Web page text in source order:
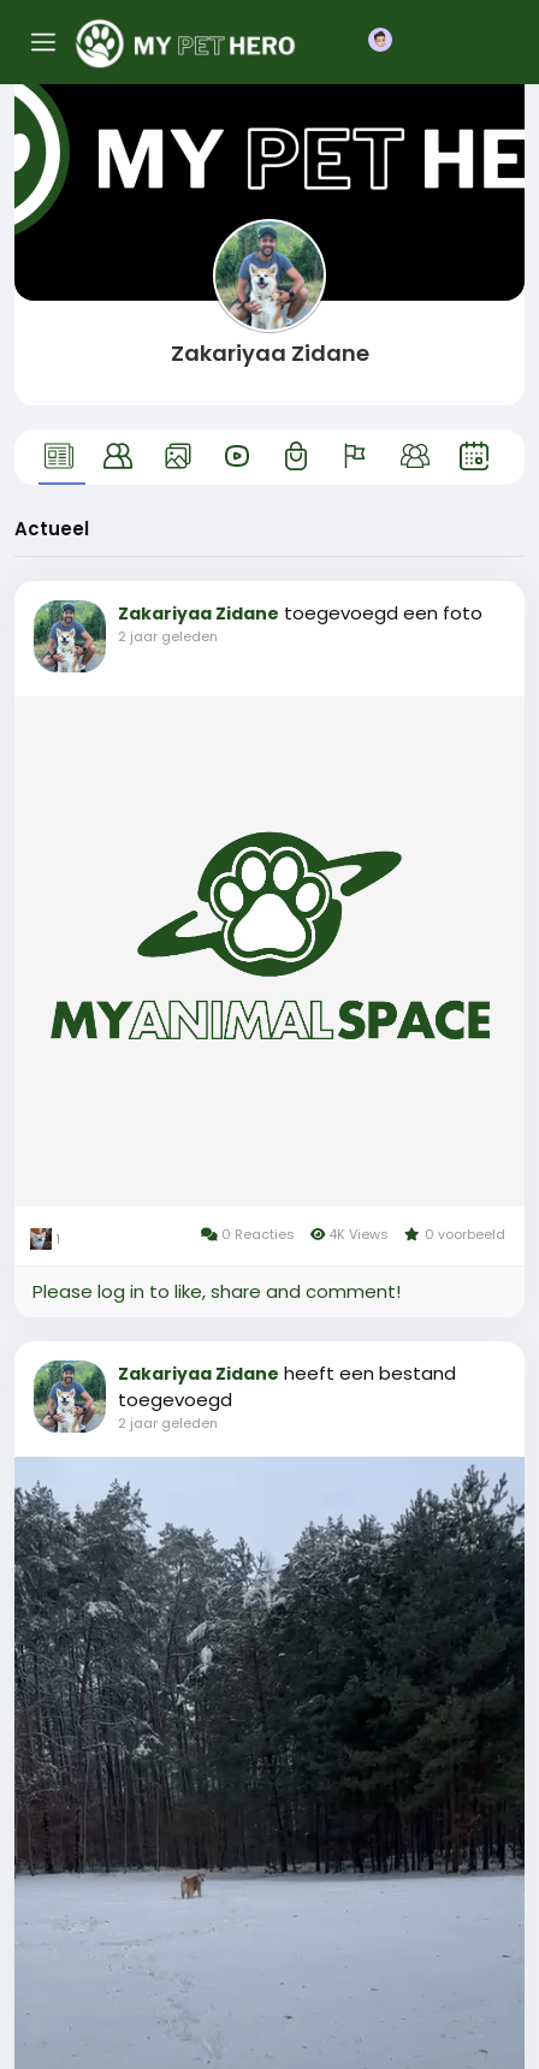
Zakariyaa Zidane
Actueel
Zakariyaa Zidane toegevoegd een foto
2 jaar geleden
1 0 Reacties 4K Views 0 voorbeeld
Please log in to like, share and comment!
Zakariyaa Zidane heeft een bestand
toegevoegd
2 jaar geleden